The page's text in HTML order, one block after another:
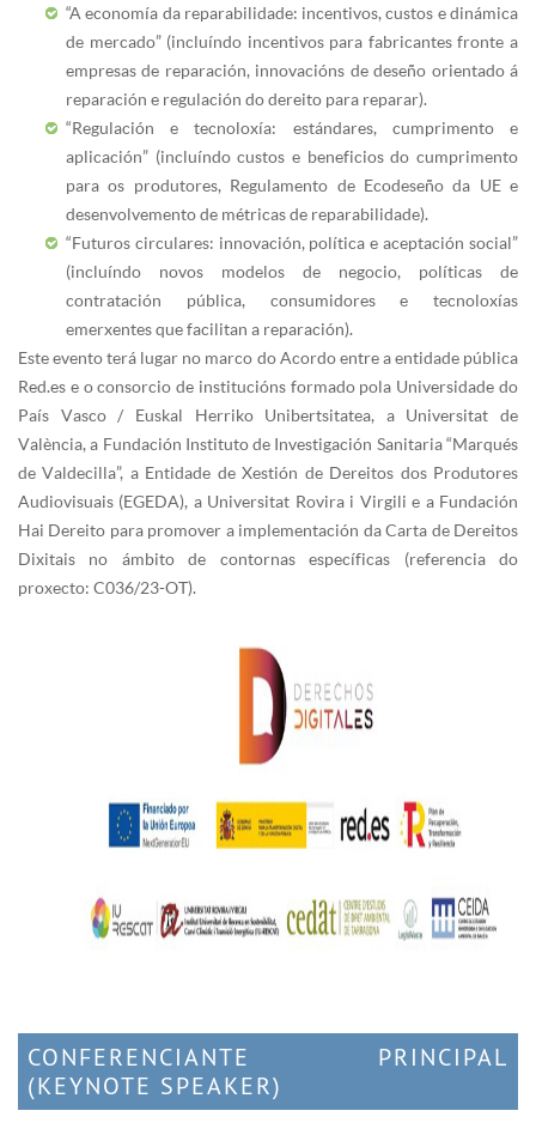
“A economía da reparabilidade: incentivos, custos e dinámica
de mercado” (incluíndo incentivos para fabricantes fronte a
empresas de reparación, innovacións de deseño orientado á
reparación e regulación do dereito para reparar).
“Regulación e tecnoloxía: estándares, cumprimento e
aplicación” (incluíndo custos e beneficios do cumprimento
para os produtores, Regulamento de Ecodeseño da UE e
desenvolvemento de métricas de reparabilidade).
“Futuros circulares: innovación, política e aceptación social”
(incluíndo novos modelos de negocio, políticas de
contratación pública, consumidores e tecnoloxías
emerxentes que facilitan a reparación).
Este evento terá lugar no marco do Acordo entre a entidade pública
Red.es e o consorcio de institucións formado pola Universidade do
País Vasco / Euskal Herriko Unibertsitatea, a Universitat de
València, a Fundación Instituto de Investigación Sanitaria “Marqués
de Valdecilla”, a Entidade de Xestión de Dereitos dos Produtores
Audiovisuais (EGEDA), a Universitat Rovira i Virgili e a Fundación
Hai Dereito para promover a implementación da Carta de Dereitos
Dixitais no ámbito de contornas específicas (referencia do
proxecto: C036/23-OT).
CONFERENCIANTE PRINCIPAL
(KEYNOTE SPEAKER)